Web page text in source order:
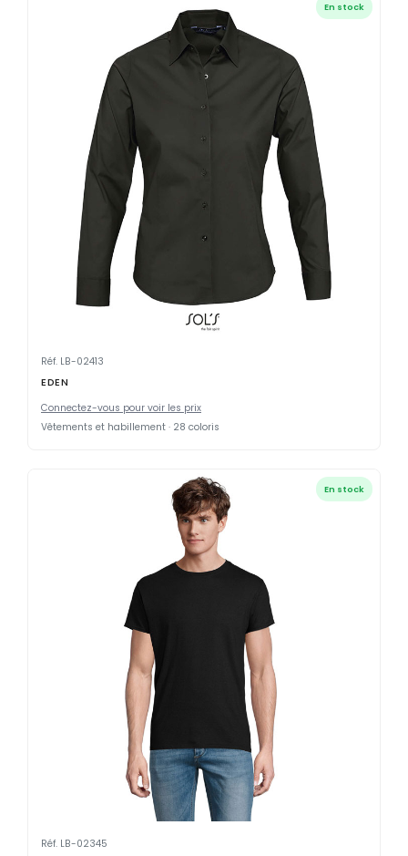
En stock
Réf. LB-02413
EDEN
Connectez-vous pour voir les prix
Vêtements et habillement · 28 coloris
En stock
Réf. LB-02345